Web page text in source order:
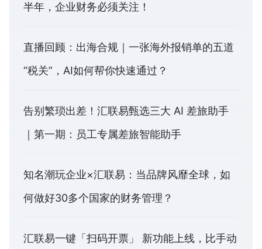
半年，企业财务必须关注！
直播回顾：出海合规｜一张海外报销单的五道
“税关”，AI如何帮你快速通过？
告别繁琐出差！汇联易甄选三大 AI 差旅助手
｜第一期：员工专属差旅智能助手
知名潮玩企业×汇联易：当品牌风靡全球，如
何做好30多个国家的财务管理？
汇联易一键「扫码开票」 新功能上线，比手动